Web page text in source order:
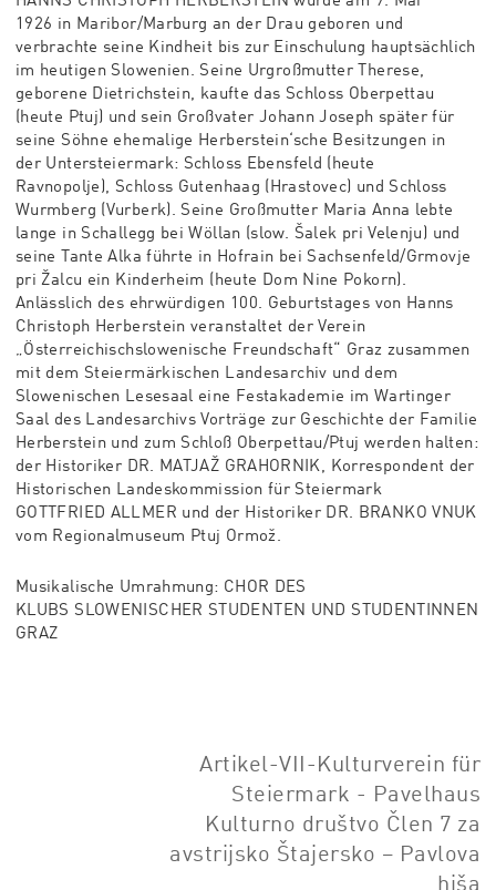
1926 in Maribor/Marburg an der Drau geboren und
verbrachte seine Kindheit bis zur Einschulung hauptsächlich
im heutigen Slowenien. Seine Urgroßmutter Therese,
geborene Dietrichstein, kaufte das Schloss Oberpettau
(heute Ptuj) und sein Großvater Johann Joseph später für
seineSöhne ehemalige Herberstein‘sche Besitzungen in
der Untersteiermark: Schloss Ebensfeld (heute
Ravnopolje), Schloss Gutenhaag (Hrastovec) und Schloss
Wurmberg (Vurberk). Seine Großmutter Maria Anna lebte
lange inSchallegg bei Wöllan (slow. Šalek pri Velenju) und
seine
Tante Alka führte in Hofrain bei Sachsenfeld/Grmovje
priŽalcu ein Kinderheim (heute Dom Nine Pokorn).
Anlässlich des ehrwürdigen 100. Geburtstages von Hanns
Christoph Herberstein veranstaltet der Verein
„Österreichischslowenische Freundschaft“ Graz zusammen
mit dem Steiermärkischen Landesarchiv und dem
Slowenischen Lesesaal eine Festakademie im Wartinger
Saal des Landesarchivs Vorträge zur Geschichte der Familie
Herberstein und zumSchloß Oberpettau/Ptuj werden halten:
der Historiker DR. MATJAŽ GRAHORNIK, Korrespondent der
Historischen Landeskommission für Steiermark
GOTTFRIED ALLMER und der Historiker DR. BRANKO VNUK
vom Regionalmuseum Ptuj Ormož.
Musikalische Umrahmung: CHOR DES
KLUBSSLOWENISCHER STUDENTEN UND STUDENTINNEN
GRAZ
Artikel-VII-Kulturverein für
Steiermark - Pavelhaus
Kulturno društvo Člen 7 za
avstrijsko Štajersko – Pavlova
hiša